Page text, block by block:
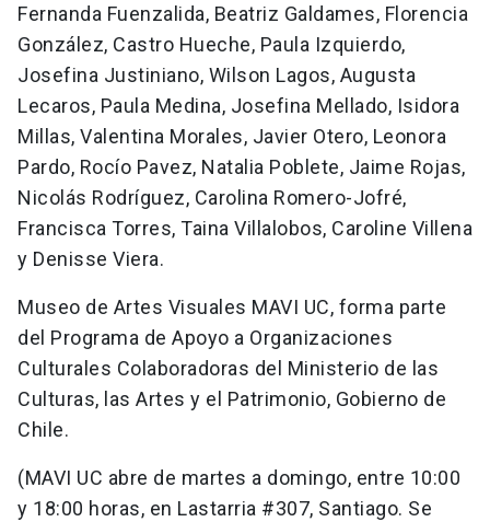
Fernanda Fuenzalida, Beatriz Galdames, Florencia
González, Castro Hueche, Paula Izquierdo,
Josefina Justiniano, Wilson Lagos, Augusta
Lecaros, Paula Medina, Josefina Mellado, Isidora
Millas, Valentina Morales, Javier Otero, Leonora
Pardo, Rocío Pavez, Natalia Poblete, Jaime Rojas,
Nicolás Rodríguez, Carolina Romero-Jofré,
Francisca Torres, Taina Villalobos, Caroline Villena
y Denisse Viera.
Museo de Artes Visuales MAVI UC, forma parte
del Programa de Apoyo a Organizaciones
Culturales Colaboradoras del Ministerio de las
Culturas, las Artes y el Patrimonio, Gobierno de
Chile.
(MAVI UC abre de martes a domingo, entre 10:00
y 18:00 horas, en Lastarria #307, Santiago. Se